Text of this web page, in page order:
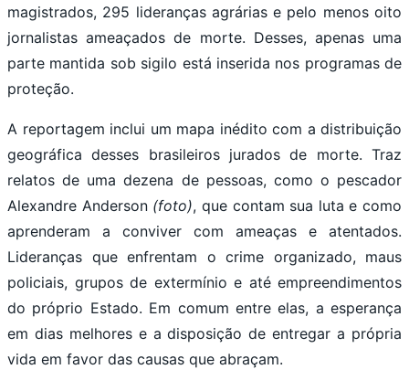
magistrados, 295 lideranças agrárias e pelo menos oito
jornalistas ameaçados de morte. Desses, apenas uma
parte mantida sob sigilo está inserida nos programas de
proteção.
A reportagem inclui um mapa inédito com a distribuição
geográfica desses brasileiros jurados de morte. Traz
relatos de uma dezena de pessoas, como o pescador
Alexandre Anderson (foto), que contam sua luta e como
aprenderam a conviver com ameaças e atentados.
Lideranças que enfrentam o crime organizado, maus
policiais, grupos de extermínio e até empreendimentos
do próprio Estado. Em comum entre elas, a esperança
em dias melhores e a disposição de entregar a própria
vida em favor das causas que abraçam.